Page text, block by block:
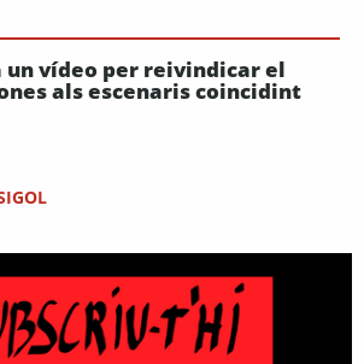
un vídeo per reivindicar el
als escenaris coincidint